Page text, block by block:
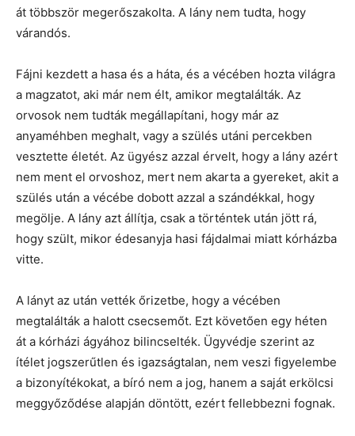
át többször megerőszakolta. A lány nem tudta, hogy
várandós.
Fájni kezdett a hasa és a háta, és a vécében hozta világra
a magzatot, aki már nem élt, amikor megtalálták. Az
orvosok nem tudták megállapítani, hogy már az
anyaméhben meghalt, vagy a szülés utáni percekben
vesztette életét. Az ügyész azzal érvelt, hogy a lány azért
nem ment el orvoshoz, mert nem akarta a gyereket, akit a
szülés után a vécébe dobott azzal a szándékkal, hogy
megölje. A lány azt állítja, csak a történtek után jött rá,
hogy szült, mikor édesanyja hasi fájdalmai miatt kórházba
vitte.
A lányt az után vették őrizetbe, hogy a vécében
megtalálták a halott csecsemőt. Ezt követően egy héten
át a kórházi ágyához bilincselték. Ügyvédje szerint az
ítélet jogszerűtlen és igazságtalan, nem veszi figyelembe
a bizonyítékokat, a bíró nem a jog, hanem a saját erkölcsi
meggyőződése alapján döntött, ezért fellebbezni fognak.